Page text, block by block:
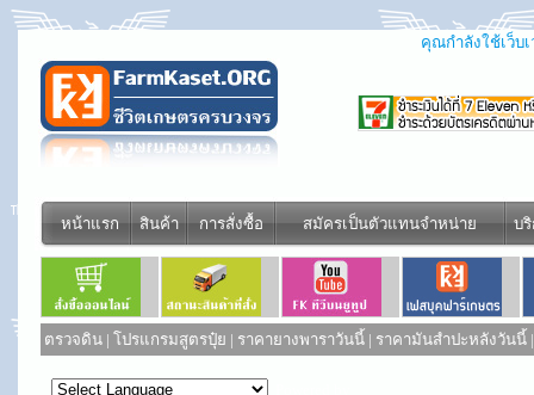
คุณกำลังใช้เว็บ
หน้าแรก สินค้า การสั่งซื้อ สมัครเป็นตัวแทนจำหน่าย บ
ตรวจดิน | โปรแกรมสูตรปุ๋ย | ราคายางพาราวันนี้ | ราคามันสำปะหลังวันนี้